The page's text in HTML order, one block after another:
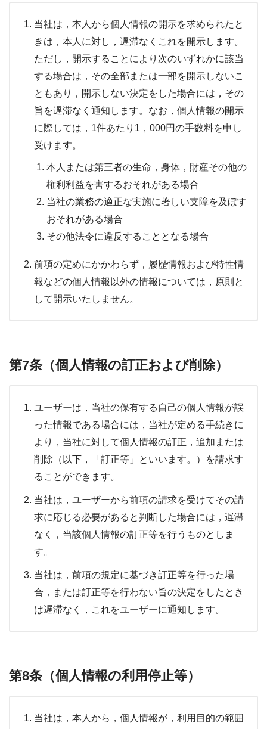
当社は，本人から個人情報の開示を求められたと
きは，本人に対し，遅滞なくこれを開示します。
ただし，開示することにより次のいずれかに該当
する場合は，その全部または一部を開示しないこ
ともあり，開示しない決定をした場合には，その
旨を遅滞なく通知します。なお，個人情報の開示
に際しては，1件あたり1，000円の手数料を申し
受けます。
本人または第三者の生命，身体，財産その他の
権利利益を害するおそれがある場合
当社の業務の適正な実施に著しい支障を及ぼす
おそれがある場合
その他法令に違反することとなる場合
前項の定めにかかわらず，履歴情報および特性情
報などの個人情報以外の情報については，原則と
して開示いたしません。
第7条（個人情報の訂正および削除）
ユーザーは，当社の保有する自己の個人情報が誤
った情報である場合には，当社が定める手続きに
より，当社に対して個人情報の訂正，追加または
削除（以下，「訂正等」といいます。）を請求す
ることができます。
当社は，ユーザーから前項の請求を受けてその請
求に応じる必要があると判断した場合には，遅滞
なく，当該個人情報の訂正等を行うものとしま
す。
当社は，前項の規定に基づき訂正等を行った場
合，または訂正等を行わない旨の決定をしたとき
は遅滞なく，これをユーザーに通知します。
第8条（個人情報の利用停止等）
当社は，本人から，個人情報が，利用目的の範囲